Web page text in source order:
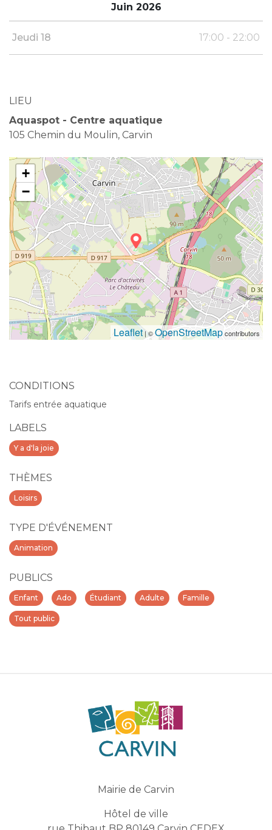
Juin 2026
Jeudi 18 17:00 - 22:00
LIEU
Aquaspot - Centre aquatique
105 Chemin du Moulin, Carvin
+
−
Leaflet | ©OpenStreetMapcontributors
CONDITIONS
Tarifs entrée aquatique
LABELS
Y a d'la joie
THÈMES
Loisirs
TYPE D'ÉVÉNEMENT
Animation
PUBLICS
Enfant Ado Étudiant Adulte Famille
Tout public
Mairie de Carvin
Hôtel de ville